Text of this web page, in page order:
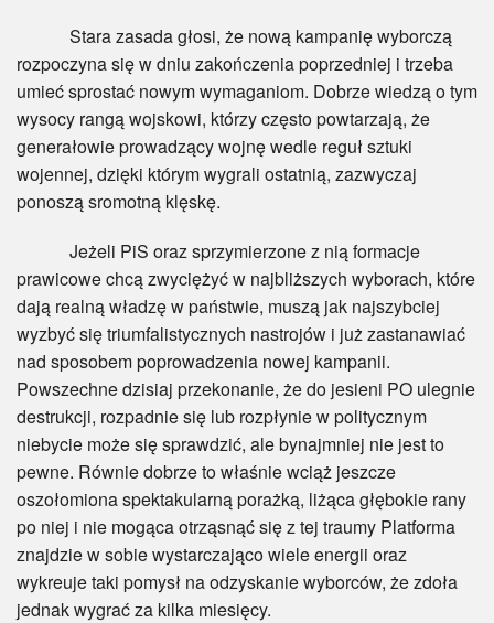
Stara zasada głosi, że nową kampanię wyborczą
rozpoczyna się w dniu zakończenia poprzedniej i trzeba
umieć sprostać nowym wymaganiom. Dobrze wiedzą o tym
wysocy rangą wojskowi, którzy często powtarzają, że
generałowie prowadzący wojnę wedle reguł sztuki
wojennej, dzięki którym wygrali ostatnią, zazwyczaj
ponoszą sromotną klęskę.
Jeżeli PiS oraz sprzymierzone z nią formacje
prawicowe chcą zwyciężyć w najbliższych wyborach, które
dają realną władzę w państwie, muszą jak najszybciej
wyzbyć się triumfalistycznych nastrojów i już zastanawiać
nad sposobem poprowadzenia nowej kampanii.
Powszechne dzisiaj przekonanie, że do jesieni PO ulegnie
destrukcji, rozpadnie się lub rozpłynie w politycznym
niebycie może się sprawdzić, ale bynajmniej nie jest to
pewne. Równie dobrze to właśnie wciąż jeszcze
oszołomiona spektakularną porażką, liżąca głębokie rany
po niej i nie mogąca otrząsnąć się z tej traumy Platforma
znajdzie w sobie wystarczająco wiele energii oraz
wykreuje taki pomysł na odzyskanie wyborców, że zdoła
jednak wygrać za kilka miesięcy.